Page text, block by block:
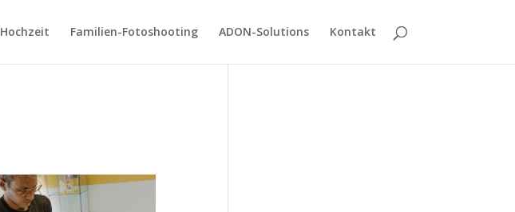
Hochzeit Familien-Fotoshooting ADON-Solutions Kontakt